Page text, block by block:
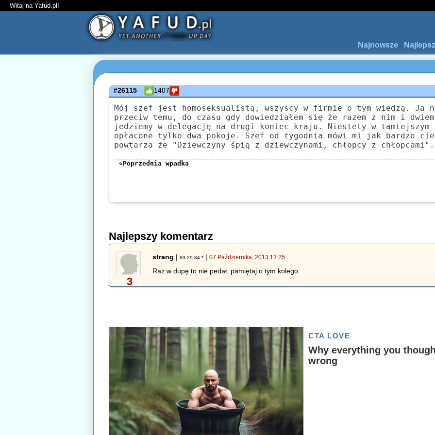
Witaj na Yafud.pl!
Najnowsze
#26115 1407
Mój szef jest homoseksualistą, wszyscy w firmie o tym wiedzą. Ja
przeciw temu, do czasu gdy dowiedziałem się że razem z nim i
jedziemy w delegację na drugi koniec kraju. Niestety w tamtejszym
opłacone tylko dwa pokoje. Szef od tygodnia mówi mi jak bardzo
powtarza że "Dziewczyny śpią z dziewczynami, chłopcy z
«Poprzednia wpadka
Najlepszy komentarz
3
strang |83.29.84.* |07 Października, 2013 13:25
Raz w dupę to nie pedał, pamiętaj o tym kolego